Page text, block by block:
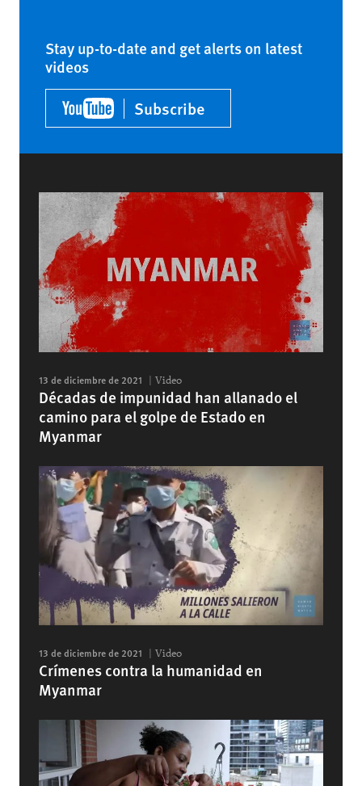
Stay up-to-date and get alerts on latest
videos
Subscribe
13 de diciembre de 2021 Video
Décadas de impunidad han allanado el
camino para el golpe de Estado en
Myanmar
13 de diciembre de 2021 Video
Crímenes contra la humanidad en
Myanmar